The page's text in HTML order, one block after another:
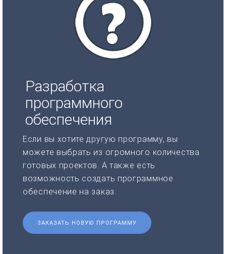
Разработка
программного
обеспечения
Если вы хотите другую программу, вы
можете выбрать из огромного количества
готовых проектов. А также есть
возможность создать программное
обеспечение на заказ.
ЗАКАЗАТЬ НОВУЮ ПРОГРАММУ